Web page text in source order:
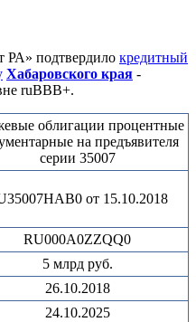
РА» подтвердило кредитный
Хабаровского края -
ruВВВ+.
облигации процентные
на предъявителя
серии 35007
от 15.10.2018
RU000A0ZZQQ0
5 млрд руб.
26.10.2018
24.10.2025